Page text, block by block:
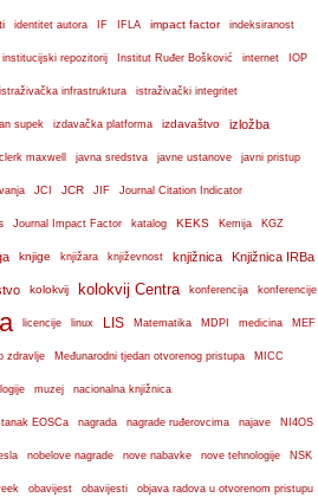
identitet autora IF IFLA impact factor indeksiranost
institucijski repozitorij Institut Ruđer Bošković internet IOP
istraživačka infrastruktura istraživački integritet
supek izdavačka platforma izdavaštvo izložba
maxwell javna sredstva javne ustanove javni pristup
JCI JCR JIF Journal Citation Indicator
Journal Impact Factor katalog KEKS Kemija KGZ
knjige knjižara književnost knjižnica Knjižnica IRBa
kolokvij kolokvij Centra konferencija konferencije
licencije linux LIS Matematika MDPI medicina MEF
zdravlje Međunarodni tjedan otvorenog pristupa MICC
muzej nacionalna knjižnica
EOSCa nagrada nagrade ruđerovcima najave NI4OS
nobelove nagrade nove nabavke nove tehnologije NSK
obavijest obavijesti objava radova u otvorenom pristupu